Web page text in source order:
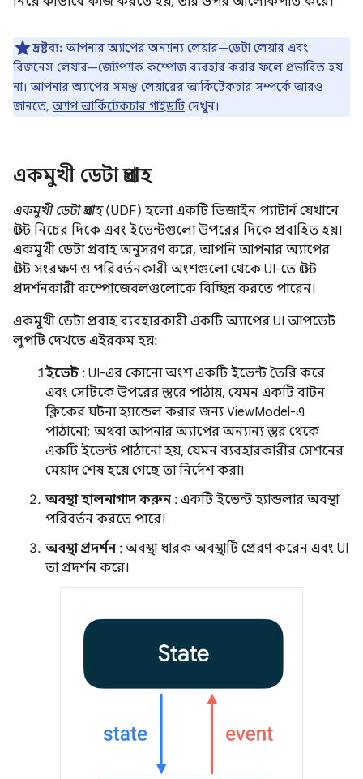
দ্রষ্টব্য: আপনার অ্যাপের অন্যান্য লেয়ার—ডেটা লেয়ার এবং
বিজনেস লেয়ার—জেটপ্যাক কম্পোজ ব্যবহার করার ফলে প্রভাবিত হয়
না। আপনার অ্যাপের সমস্ত লেয়ারের আর্কিটেকচার সম্পর্কে আরও
জানতে,অ্যাপ আর্কিটেকচার গাইডটি দেখুন।
একমুখী ডেটা প্রবাহ
একমুখী ডেটা প্রবাহ(UDF) হলো একটি ডিজাইন প্যাটার্ন যেখানে
স্টেট নিচের দিকে এবং ইভেন্টগুলো উপরের দিকে প্রবাহিত হয়।
একমুখী ডেটা প্রবাহ অনুসরণ করে, আপনি আপনার অ্যাপের
স্টেট সংরক্ষণ ও পরিবর্তনকারী অংশগুলো থেকে UI-তে স্টেট
প্রদর্শনকারী কম্পোজেবলগুলোকে বিচ্ছিন্ন করতে পারেন।
একমুখী ডেটা প্রবাহ ব্যবহারকারী একটি অ্যাপের UI আপডেট
লুপটি দেখতে এইরকম হয়:
ইভেন্ট : UI-এর কোনো অংশ একটি ইভেন্ট তৈরি করে
এবং সেটিকে উপরের স্তরে পাঠায়, যেমন একটি বাটন
ক্লিকের ঘটনা হ্যান্ডেল করার জন্য ViewModel-এ
পাঠানো; অথবা আপনার অ্যাপের অন্যান্য স্তর থেকে
একটি ইভেন্ট পাঠানো হয়, যেমন ব্যবহারকারীর সেশনের
মেয়াদ শেষ হয়ে গেছে তা নির্দেশ করা।
অবস্থা হালনাগাদ করুন : একটি ইভেন্ট হ্যান্ডলার অবস্থা
পরিবর্তন করতে পারে।
অবস্থা প্রদর্শন : অবস্থা ধারক অবস্থাটি প্রেরণ করেন এবং UI
তা প্রদর্শন করে।